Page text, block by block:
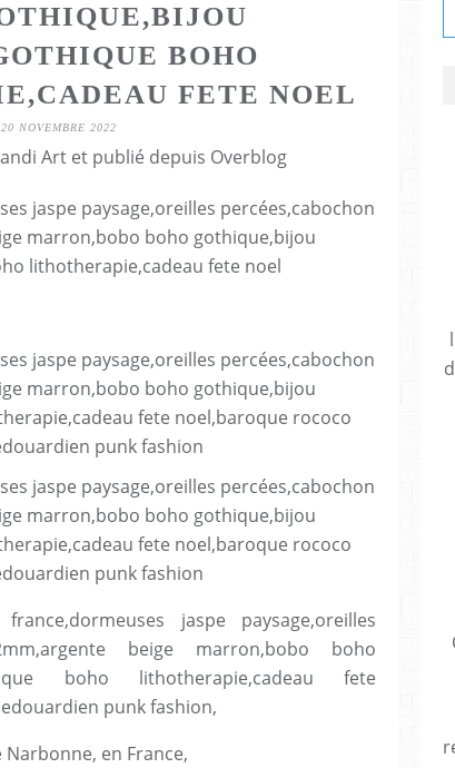
BOHO
FETE NOEL
20 NOVEMBRE 2022
Art et publié depuis Overblog
jaspe paysage,oreilles
beige marron,bobo boho
boho lithotherapie,cadeau fete
punk fashion,
en France,